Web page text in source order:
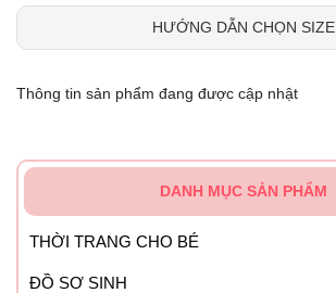
HƯỚNG DẪN CHỌN SIZE
Thông tin sản phẩm đang được cập nhật
DANH MỤC SẢN PHẨM
THỜI TRANG CHO BÉ
ĐỒ SƠ SINH